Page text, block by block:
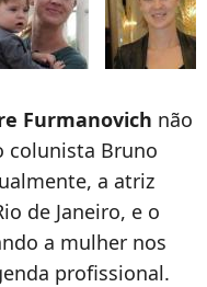
Furmanovich não
colunista Bruno
a atriz
de Janeiro, e o
a mulher nos
profissional.